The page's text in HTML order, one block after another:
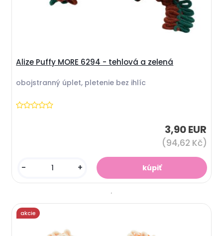
Alize Puffy MORE 6294 - tehlová a zelená
obojstranný úplet, pletenie bez ihlíc
3,90 EUR
(94,62 Kč)
- +
akcie